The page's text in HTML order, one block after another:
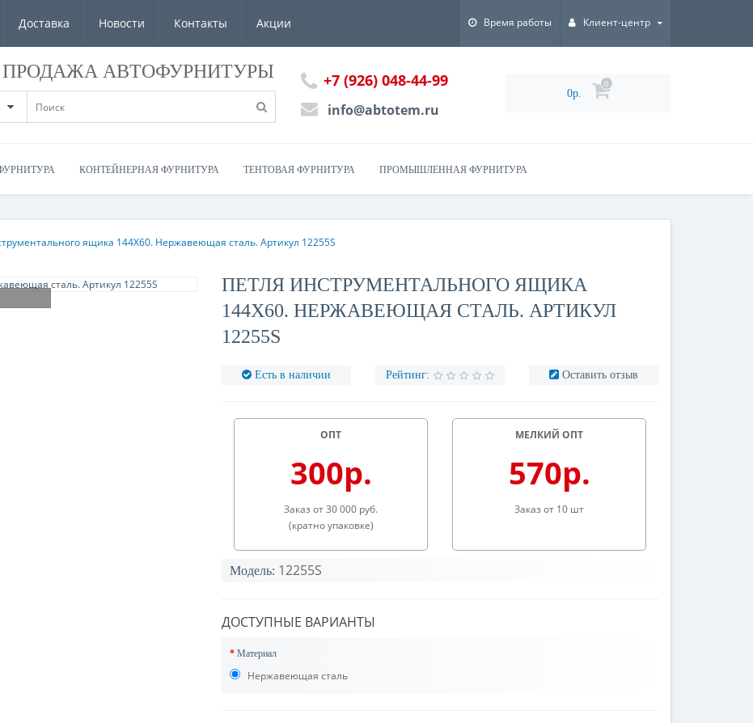
Доставка Новости Контакты Акции Время работы Клиент-центр
АВТОФУРНИТУРЫ +7 (926) 048-44-99
info@abtotem.ru
0р.
0
КОНТЕЙНЕРНАЯ ФУРНИТУРА ТЕНТОВАЯ ФУРНИТУРА ПРОМЫШЛЕННАЯ ФУРНИТУРА
ящика 144X60. Нержавеющая сталь. Артикул 12255S
ПЕТЛЯ ИНСТРУМЕНТАЛЬНОГО ЯЩИКА
144X60. НЕРЖАВЕЮЩАЯ СТАЛЬ. АРТИКУЛ
12255S
Есть в наличии Рейтинг: Оставить отзыв
ОПТ
300р.
Заказ от 30 000 руб.
(кратно упаковке)
МЕЛКИЙ ОПТ
570р.
Заказ от 10 шт
Модель: 12255S
ДОСТУПНЫЕ ВАРИАНТЫ
Материал
Нержавеющая сталь